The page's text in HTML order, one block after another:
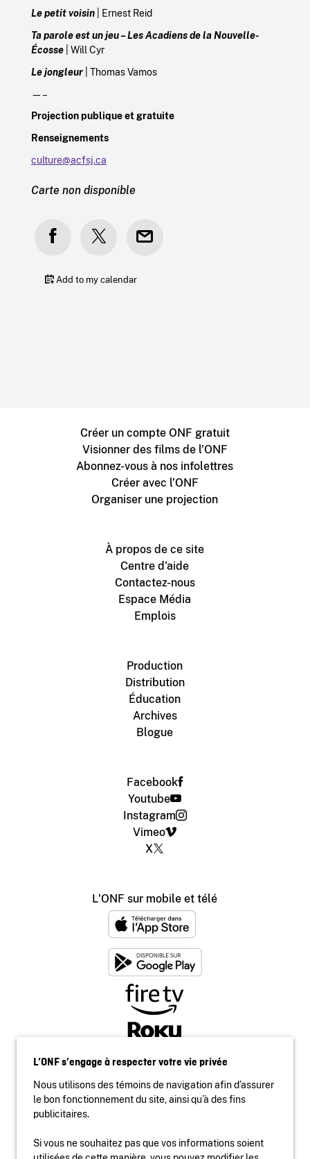
Le petit voisin| Ernest Reid
Ta parole est un jeu – Les Acadiens de la Nouvelle-
Écosse| Will Cyr
Le jongleur| Thomas Vamos
—–
Projection publique et gratuite
Renseignements
culture@acfsj.ca
Carte non disponible
Add to my calendar
Créer un compte ONF gratuit
Visionner des films de l'ONF
Abonnez-vous à nos infolettres
Créer avec l’ONF
Organiser une projection
À propos de ce site
Centre d'aide
Contactez-nous
Espace Média
Emplois
Production
Distribution
Éducation
Archives
Blogue
Facebook
Youtube
Instagram
Vimeo
X
L'ONF sur mobile et télé
L’ONF s’engage à respecter votre vie privée
Nous utilisons des témoins de navigation afin d’assurer
le bon fonctionnement du site, ainsi qu’à des fins
publicitaires.
Si vous ne souhaitez pas que vos informations soient